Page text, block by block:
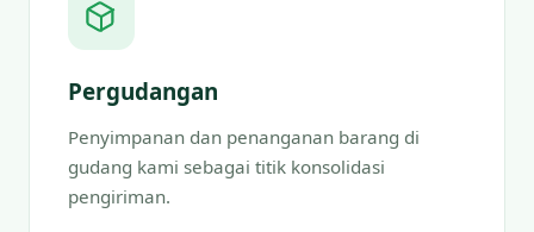
Pergudangan
Penyimpanan dan penanganan barang di
gudang kami sebagai titik konsolidasi
pengiriman.